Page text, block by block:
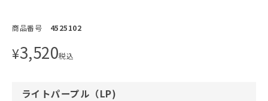
商品番号 4525102
¥3,520税込
ライトパープル（LP)